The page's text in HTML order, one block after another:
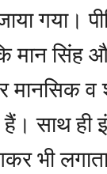
गया।
मान सिंह
मानसिक व
हैं। साथ ही
भी